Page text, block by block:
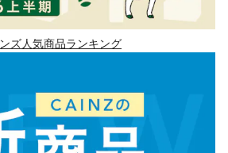
ズ人気商品ランキング